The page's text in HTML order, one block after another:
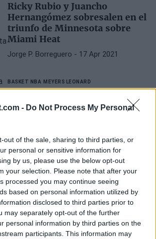
- Do Not Process My Personal
out of the sale, sharing to third parties, or
personal or sensitive information for
by us, please use the below opt-out
your selection. Please note that after your
processed you may continue seeing
based on personal information utilized by
disclosed to third parties prior to
may separately opt-out of the further
personal information by third parties on the
participants. This information may
Ricky Rubio y Juancho
Hernangómez sobresalen en el
triunfo de Minnesota sobre
Miami Heat
Jorge P. Borreguero - 17 Apr 2021
BASKET NBA MEYERS LEONARD
Trevor Ariza y manda a Meyers